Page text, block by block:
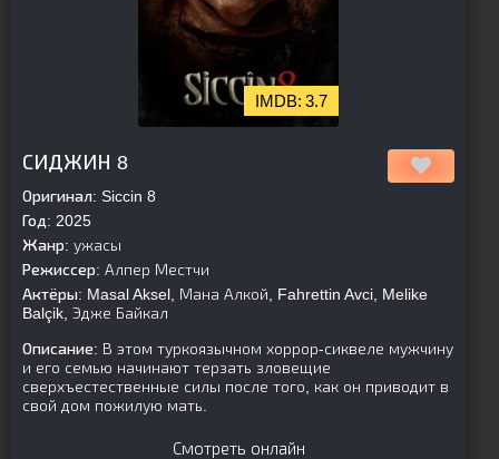
3.7
СИДЖИН 8
Оригинал: Siccin 8
Год: 2025
Жанр: ужасы
Режиссер: Алпер Местчи
Актёры: Masal Aksel, Мана Алкой, Fahrettin Avci, Melike
Balçik, Эдже Байкал
Описание: В этом туркоязычном хоррор-сиквеле мужчину
и его семью начинают терзать зловещие
сверхъестественные силы после того, как он приводит в
свой дом пожилую мать.
Смотреть онлайн